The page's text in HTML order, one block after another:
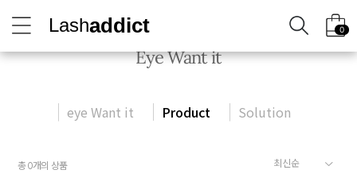
Lashaddict 0
Eye Want it
eye Want it Product Solution
총0개의 상품